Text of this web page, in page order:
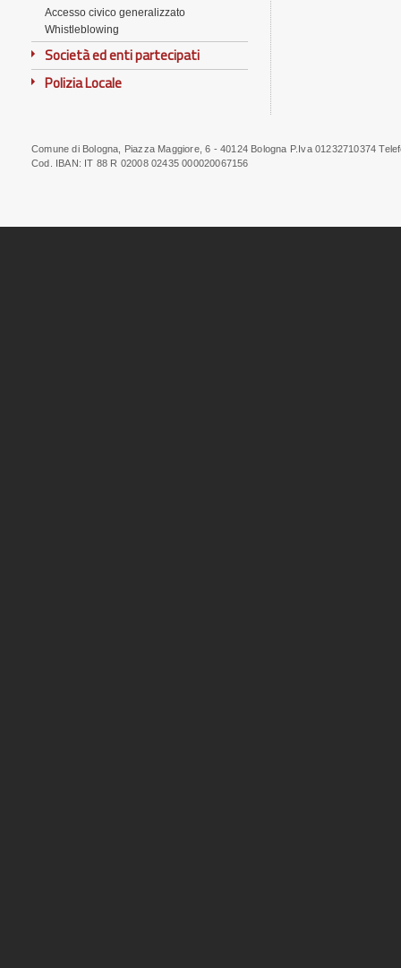
Accesso civico generalizzato
Whistleblowing
Società ed enti partecipati
Polizia Locale
Note
Comune di Bologna, Piazza Maggiore, 6 - 40124 Bologna P.Iva 01232710374
Cod. IBAN: IT 88 R 02008 02435 000020067156